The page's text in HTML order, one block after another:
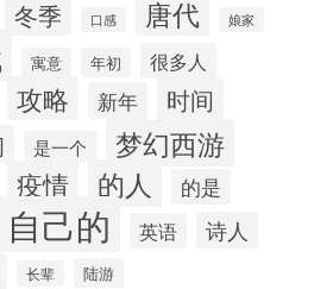
冬季 口感 唐代 娘家
寓意 年初 很多人
攻略 新年 时间
是一个 梦幻西游
疫情 的人 的是
自己的 英语 诗人
长辈 陆游